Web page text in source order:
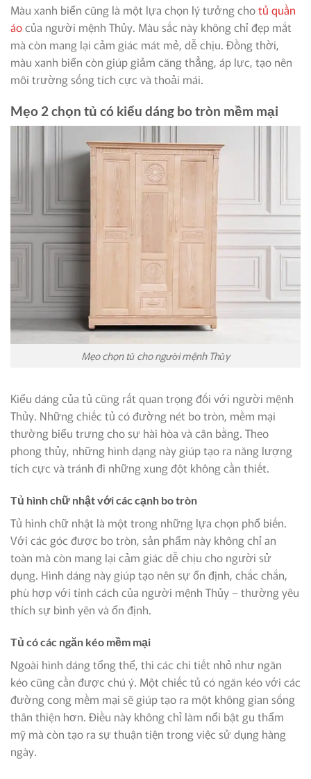
Màu xanh biển cũng là một lựa chọn lý tưởng chotủ quần
áocủa người mệnh Thủy. Màu sắc này không chỉ đẹp mắt
mà còn mang lại cảm giác mát mẻ, dễ chịu. Đồng thời,
màu xanh biển còn giúp giảm căng thẳng, áp lực, tạo nên
môi trường sống tích cực và thoải mái.
Mẹo 2 chọn tủ có kiểu dáng bo tròn mềm mại
Mẹo chọn tủ cho người mệnh Thủy
Kiểu dáng của tủ cũng rất quan trọng đối với người mệnh
Thủy. Những chiếc tủ có đường nét bo tròn, mềm mại
thường biểu trưng cho sự hài hòa và cân bằng. Theo
phong thủy, những hình dạng này giúp tạo ra năng lượng
tích cực và tránh đi những xung đột không cần thiết.
Tủ hình chữ nhật với các cạnh bo tròn
Tủ hình chữ nhật là một trong những lựa chọn phổ biến.
Với các góc được bo tròn, sản phẩm này không chỉ an
toàn mà còn mang lại cảm giác dễ chịu cho người sử
dụng. Hình dáng này giúp tạo nên sự ổn định, chắc chắn,
phù hợp với tính cách của người mệnh Thủy – thường yêu
thích sự bình yên và ổn định.
Tủ có các ngăn kéo mềm mại
Ngoài hình dáng tổng thể, thì các chi tiết nhỏ như ngăn
kéo cũng cần được chú ý. Một chiếc tủ có ngăn kéo với các
đường cong mềm mại sẽ giúp tạo ra một không gian sống
thân thiện hơn. Điều này không chỉ làm nổi bật gu thẩm
mỹ mà còn tạo ra sự thuận tiện trong việc sử dụng hàng
ngày.